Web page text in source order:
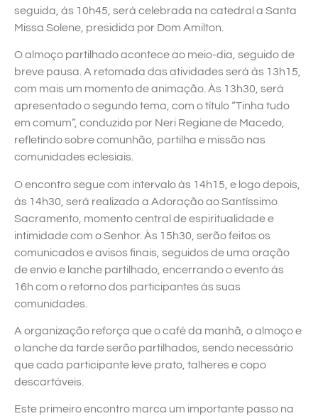
seguida, às 10h45, será celebrada na catedral a Santa
Missa Solene, presidida por Dom Amilton.
O almoço partilhado acontece ao meio-dia, seguido de
breve pausa. A retomada das atividades será às 13h15,
com mais um momento de animação. Às 13h30, será
apresentado o segundo tema, com o título “Tinha tudo
em comum”, conduzido por Neri Regiane de Macedo,
refletindo sobre comunhão, partilha e missão nas
comunidades eclesiais.
O encontro segue com intervalo às 14h15, e logo depois,
às 14h30, será realizada a Adoração ao Santíssimo
Sacramento, momento central de espiritualidade e
intimidade com o Senhor. Às 15h30, serão feitos os
comunicados e avisos finais, seguidos de uma oração
de envio e lanche partilhado, encerrando o evento às
16h com o retorno dos participantes às suas
comunidades.
A organização reforça que o café da manhã, o almoço e
o lanche da tarde serão partilhados, sendo necessário
que cada participante leve prato, talheres e copo
descartáveis.
Este primeiro encontro marca um importante passo na